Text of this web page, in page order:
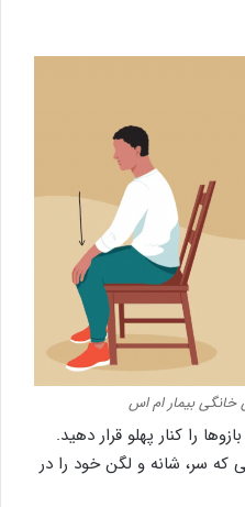
را کنار پهلو قرار دهید.
که سر، شانه و لگن خود را در